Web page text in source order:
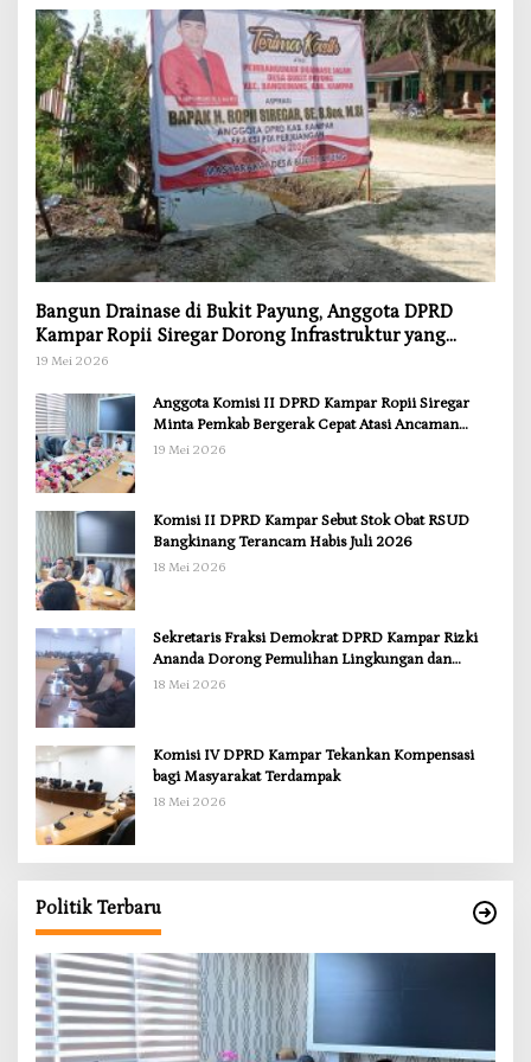
Bangun Drainase di Bukit Payung, Anggota DPRD
Kampar Ropii Siregar Dorong Infrastruktur yang
Menyentuh Kebutuhan Dasar
19 Mei 2026
Anggota Komisi II DPRD Kampar Ropii Siregar
Minta Pemkab Bergerak Cepat Atasi Ancaman
Kekosongan Obat demi Wujudkan Kampar Dihati
19 Mei 2026
Komisi II DPRD Kampar Sebut Stok Obat RSUD
Bangkinang Terancam Habis Juli 2026
18 Mei 2026
Sekretaris Fraksi Demokrat DPRD Kampar Rizki
Ananda Dorong Pemulihan Lingkungan dan
Kompensasi untuk Warga Sungai Tapung
18 Mei 2026
Komisi IV DPRD Kampar Tekankan Kompensasi
bagi Masyarakat Terdampak
18 Mei 2026
Politik Terbaru